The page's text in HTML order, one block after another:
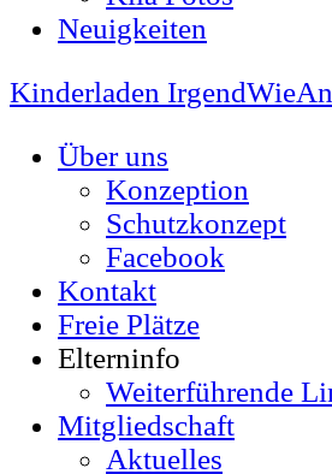
Neuigkeiten
Kinderladen
Über uns
Konzeption
Schutzkonzept
Facebook
Kontakt
Freie Plätze
Elterninfo
Weiterführende
Mitgliedschaft
Aktuelles